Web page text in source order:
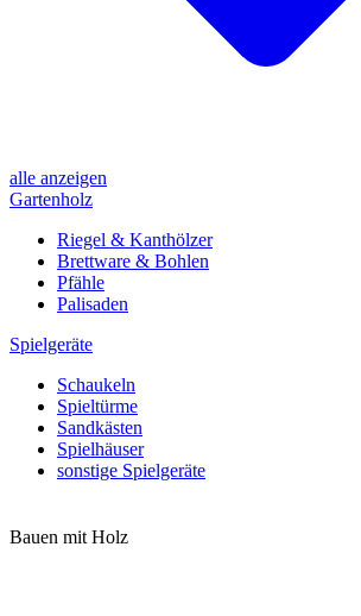
alle anzeigen
Gartenholz
Riegel & Kanthölzer
Brettware & Bohlen
Pfähle
Palisaden
Spielgeräte
Schaukeln
Spieltürme
Sandkästen
Spielhäuser
sonstige Spielgeräte
Bauen mit Holz